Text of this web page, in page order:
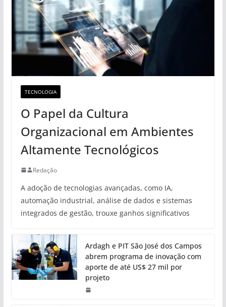
TECNOLOGIA
O Papel da Cultura
Organizacional em Ambientes
Altamente Tecnológicos
Redação
A adoção de tecnologias avançadas, como IA,
automação industrial, análise de dados e sistemas
integrados de gestão, trouxe ganhos significativos
Ardagh e PIT São José dos Campos
abrem programa de inovação com
aporte de até US$ 27 mil por
projeto